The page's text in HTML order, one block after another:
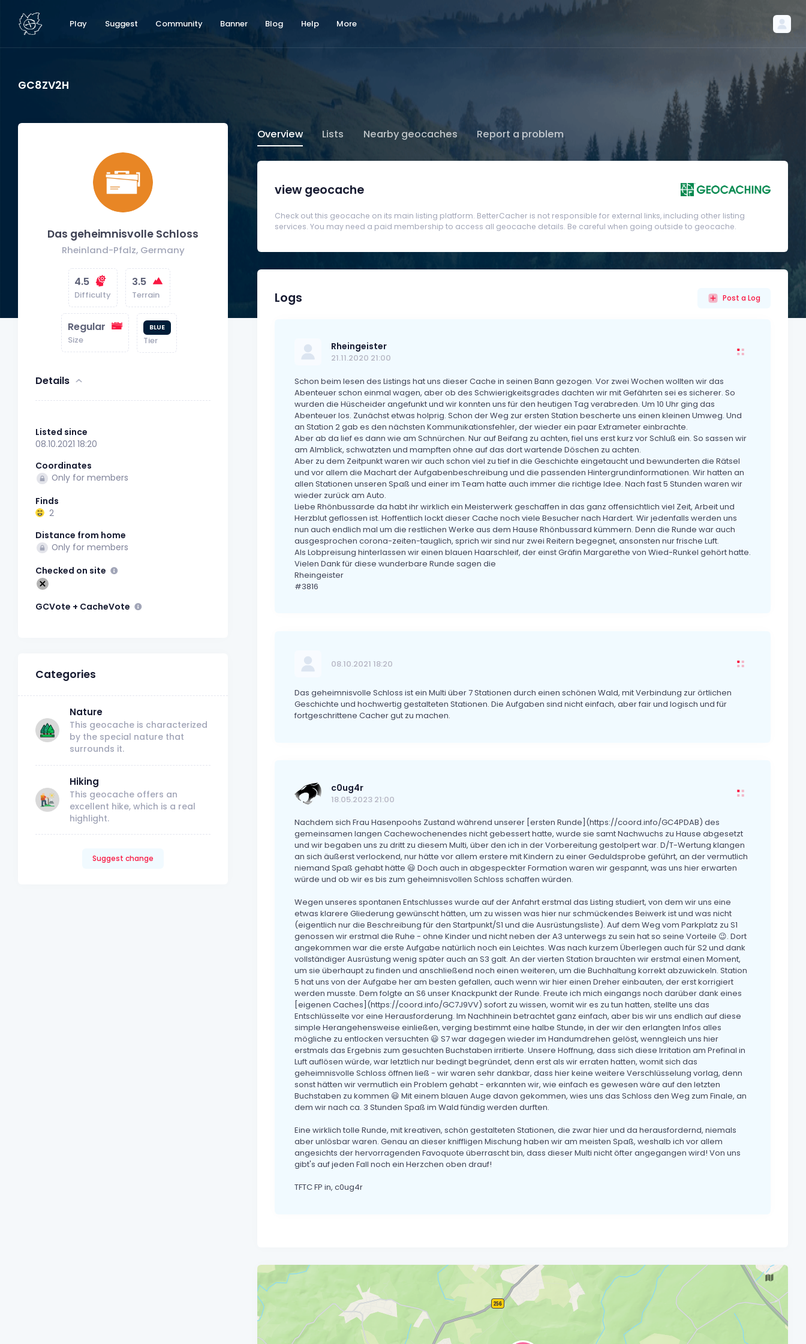
Play Suggest Community Banner Blog Help More
GC8ZV2H
Das geheimnisvolle Schloss
Rheinland-Pfalz, Germany
4.5
Difficulty
3.5
Terrain
Regular
Size
BLUE
Tier
Details
Listed since
08.10.2021 18:20
Coordinates
Only for members
Finds
2
Distance from home
Only for members
Checked on site
GCVote + CacheVote
Categories
Nature
This geocache is characterized
by the special nature that
surrounds it.
Hiking
This geocache offers an
excellent hike, which is a real
highlight.
Suggest change
Overview Lists Nearby geocaches Report a problem
view geocache
Check out this geocache on its main listing platform. BetterCacher is not responsible for external links, including other listing
services. You may need a paid membership to access all geocache details. Be careful when going outside to geocache.
Logs Post a Log
Rheingeister
21.11.2020 21:00
Schon beim lesen des Listings hat uns dieser Cache in seinen Bann gezogen. Vor zwei Wochen wollten wir das
Abenteuer schon einmal wagen, aber ob des Schwierigkeitsgrades dachten wir mit Gefährten sei es sicherer. So
wurden die Hüscheider angefunkt und wir konnten uns für den heutigen Tag verabreden. Um 10 Uhr ging das
Abenteuer los. Zunächst etwas holprig. Schon der Weg zur ersten Station bescherte uns einen kleinen Umweg. Und
an Station 2 gab es den nächsten Kommunikationsfehler, der wieder ein paar Extrameter einbrachte.
Aber ab da lief es dann wie am Schnürchen. Nur auf Beifang zu achten, fiel uns erst kurz vor Schluß ein. So sassen wir
am Almblick, schwatzten und mampften ohne auf das dort wartende Döschen zu achten.
Aber zu dem Zeitpunkt waren wir auch schon viel zu tief in die Geschichte eingetaucht und bewunderten die Rätsel
und vor allem die Machart der Aufgabenbeschreibung und die passenden Hintergrundinformationen. Wir hatten an
allen Stationen unseren Spaß und einer im Team hatte auch immer die richtige Idee. Nach fast 5 Stunden waren wir
wieder zurück am Auto.
Liebe Rhönbussarde da habt ihr wirklich ein Meisterwerk geschaffen in das ganz offensichtlich viel Zeit, Arbeit und
Herzblut geflossen ist. Hoffentlich lockt dieser Cache noch viele Besucher nach Hardert. Wir jedenfalls werden uns
nun auch endlich mal um die restlichen Werke aus dem Hause Rhönbussard kümmern. Denn die Runde war auch
ausgesprochen corona-zeiten-tauglich, sprich wir sind nur zwei Reitern begegnet, ansonsten nur frische Luft.
Als Lobpreisung hinterlassen wir einen blauen Haarschleif, der einst Gräfin Margarethe von Wied-Runkel gehört hatte.
Vielen Dank für diese wunderbare Runde sagen die
Rheingeister
#3816
08.10.2021 18:20
Das geheimnisvolle Schloss ist ein Multi über 7 Stationen durch einen schönen Wald, mit Verbindung zur örtlichen
Geschichte und hochwertig gestalteten Stationen. Die Aufgaben sind nicht einfach, aber fair und logisch und für
fortgeschrittene Cacher gut zu machen.
c0ug4r
18.05.2023 21:00
Nachdem sich Frau Hasenpoohs Zustand während unserer [ersten Runde](https://coord.info/GC4PDAB) des
gemeinsamen langen Cachewochenendes nicht gebessert hatte, wurde sie samt Nachwuchs zu Hause abgesetzt
und wir begaben uns zu dritt zu diesem Multi, über den ich in der Vorbereitung gestolpert war. D/T-Wertung klangen
an sich äußerst verlockend, nur hätte vor allem erstere mit Kindern zu einer Geduldsprobe geführt, an der vermutlich
niemand Spaß gehabt hätte 😃 Doch auch in abgespeckter Formation waren wir gespannt, was uns hier erwarten
würde und ob wir es bis zum geheimnisvollen Schloss schaffen würden.
Wegen unseres spontanen Entschlusses wurde auf der Anfahrt erstmal das Listing studiert, von dem wir uns eine
etwas klarere Gliederung gewünscht hätten, um zu wissen was hier nur schmückendes Beiwerk ist und was nicht
(eigentlich nur die Beschreibung für den Startpunkt/S1 und die Ausrüstungsliste). Auf dem Weg vom Parkplatz zu S1
genossen wir erstmal die Ruhe - ohne Kinder und nicht neben der A3 unterwegs zu sein hat so seine Vorteile 😉. Dort
angekommen war die erste Aufgabe natürlich noch ein Leichtes. Was nach kurzem Überlegen auch für S2 und dank
vollständiger Ausrüstung wenig später auch an S3 galt. An der vierten Station brauchten wir erstmal einen Moment,
um sie überhaupt zu finden und anschließend noch einen weiteren, um die Buchhaltung korrekt abzuwickeln. Station
5 hat uns von der Aufgabe her am besten gefallen, auch wenn wir hier einen Dreher einbauten, der erst korrigiert
werden musste. Dem folgte an S6 unser Knackpunkt der Runde. Freute ich mich eingangs noch darüber dank eines
[eigenen Caches](https://coord.info/GC7J9VV) sofort zu wissen, womit wir es zu tun hatten, stellte uns das
Entschlüsselte vor eine Herausforderung. Im Nachhinein betrachtet ganz einfach, aber bis wir uns endlich auf diese
simple Herangehensweise einließen, verging bestimmt eine halbe Stunde, in der wir den erlangten Infos alles
mögliche zu entlocken versuchten 😃 S7 war dagegen wieder im Handumdrehen gelöst, wenngleich uns hier
erstmals das Ergebnis zum gesuchten Buchstaben irritierte. Unsere Hoffnung, dass sich diese Irritation am Prefinal in
Luft auflösen würde, war letztlich nur bedingt begründet, denn erst als wir erraten hatten, womit sich das
geheimnisvolle Schloss öffnen ließ - wir waren sehr dankbar, dass hier keine weitere Verschlüsselung vorlag, denn
sonst hätten wir vermutlich ein Problem gehabt - erkannten wir, wie einfach es gewesen wäre auf den letzten
Buchstaben zu kommen 😃 Mit einem blauen Auge davon gekommen, wies uns das Schloss den Weg zum Finale, an
dem wir nach ca. 3 Stunden Spaß im Wald fündig werden durften.
Eine wirklich tolle Runde, mit kreativen, schön gestalteten Stationen, die zwar hier und da herausfordernd, niemals
aber unlösbar waren. Genau an dieser kniffligen Mischung haben wir am meisten Spaß, weshalb ich vor allem
angesichts der hervorragenden Favoquote überrascht bin, dass dieser Multi nicht öfter angegangen wird! Von uns
gibt's auf jeden Fall noch ein Herzchen oben drauf!
TFTC FP in, c0ug4r